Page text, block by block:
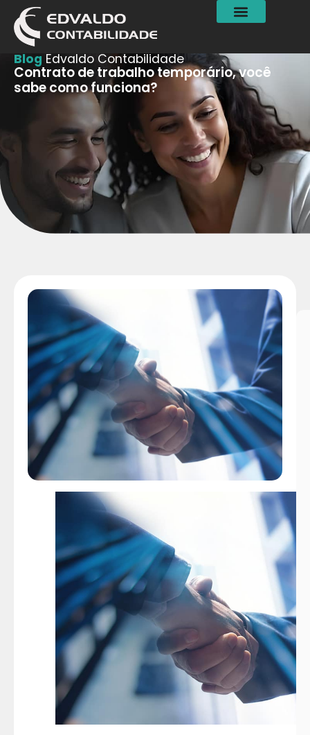
Blog Edvaldo Contabilidade
Contrato de trabalho temporário, você
sabe como funciona?